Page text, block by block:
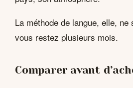
La méthode de langue, elle,
vous restez plusieurs mois.
Comparer avant